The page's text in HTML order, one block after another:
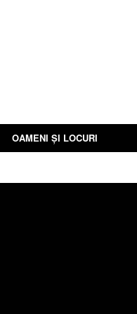
OAMENI ȘI LOCURI